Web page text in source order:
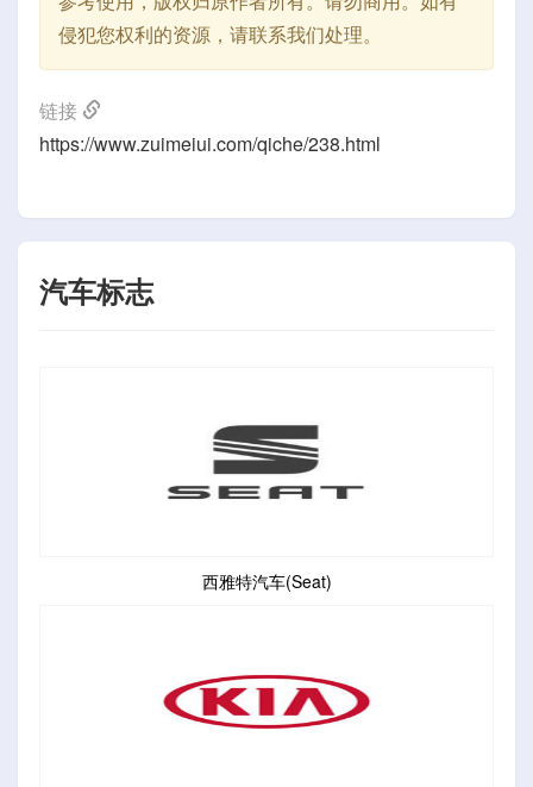
侵犯您权利的资源，请联系我们处理。
链接
https://www.zuimeiui.com/qiche/238.html
汽车标志
西雅特汽车(Seat)